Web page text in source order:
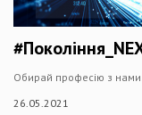
Обирай професію з
26.05.2021